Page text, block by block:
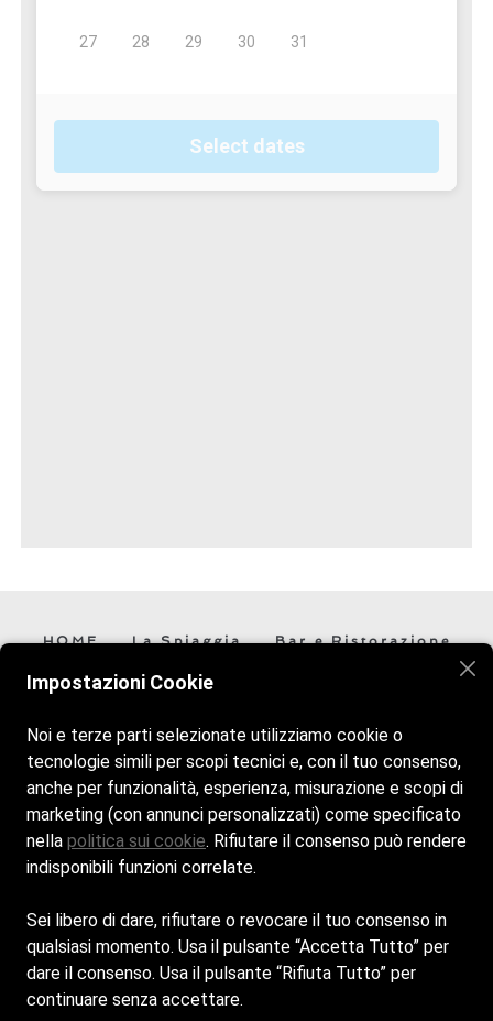
HOME La Spiaggia
Bar e Ristorazione
Veniteci a trovare vi aspettiamo! Siamo aperti tutti i giorni
dalle 7:30 alle 19:30.
© Copyright - Lido Arenella - Powered by
Privacy Policy
Impostazioni Cookie
Noi e terze parti selezionate utilizziamo cookie o
tecnologie simili per scopi tecnici e, con il tuo consenso,
anche per funzionalità, esperienza, misurazione e scopi di
marketing (con annunci personalizzati) come specificato
nella politica sui cookie. Rifiutare il consenso può rendere
indisponibili funzioni correlate.
Sei libero di dare, rifiutare o revocare il tuo consenso in
qualsiasi momento. Usa il pulsante “Accetta Tutto” per
dare il consenso. Usa il pulsante “Rifiuta Tutto” per
continuare senza accettare.